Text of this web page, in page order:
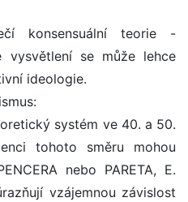
konsensuální teorie -
vysvětlení se může lehce
ideologie.
systém ve 40. a 50.
tohoto směru mohou
nebo PARETA, E.
vzájemnou závislost